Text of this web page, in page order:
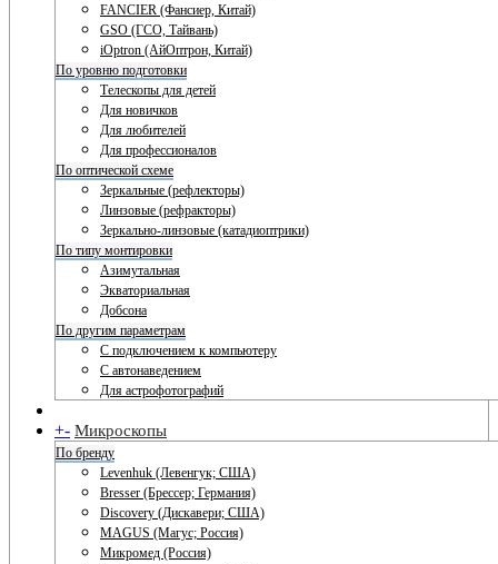
FANCIER (Фансиер, Китай)
GSO (ГСО, Тайвань)
iOptron (АйОптрон, Китай)
По уровню подготовки
Телескопы для детей
Для новичков
Для любителей
Для профессионалов
По оптической схеме
Зеркальные (рефлекторы)
Линзовые (рефракторы)
Зеркально-линзовые (катадиоптрики)
По типу монтировки
Азимутальная
Экваториальная
Добсона
По другим параметрам
С подключением к компьютеру
С автонаведением
Для астрофотографий
+- Микроскопы
По бренду
Levenhuk (Левенгук; США)
Bresser (Брессер; Германия)
Discovery (Дискавери; США)
MAGUS (Магус; Россия)
Микромед (Россия)